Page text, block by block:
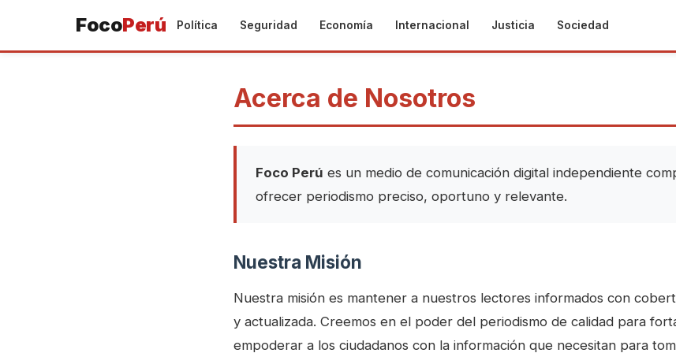
FocoPerú Política Seguridad Economía Internacional Justicia Sociedad
Acerca de Nosotros
Foco Perú es un medio de comunicación digital independiente
ofrecer periodismo preciso, oportuno y relevante.
Nuestra Misión
Nuestra misión es mantener a nuestros lectores informados con
y actualizada. Creemos en el poder del periodismo de calidad para
empoderar a los ciudadanos con la información que necesitan para